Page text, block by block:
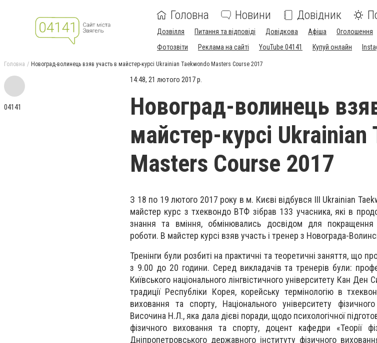
Головна Новини Довідник
Дозвілля Питання та відповіді Довідкова Афіша Оголошення
Фотозвіти
Реклама на сайті YouTube 04141 Купуй онлайн
Головна Новоград-волинець взяв участь в майстер-курсі Ukrainian Taekwondo Masters Course 2017
04141
14:48, 21 лютого 2017 р.
Новоград-волинець
майстер-курсі Ukrainian
Masters Course 2017
З 18 по 19 лютого 2017 року в м. Києві відбувся ІІІ Ukrainian
майстер курс з тхеквондо ВТФ зібрав 133 учасника, які в
знання та вміння, обмінювались досвідом для покращення
роботи. В майстер курсі взяв участь і тренер з Новограда-
Тренінги були розбиті на практичні та теоретичні заняття, що
з 9.00 до 20 години. Серед викладачів та тренерів були:
Київського національного лінгвістичного університету Кан Ден
традиції Республіки Корея, корейську термінологію в
виховання та спорту, Національного університету
Височина Н.Л., яка дала дієві поради, щодо психологічної
фізичного виховання та спорту, доцент кафедри «Теорії
Дніпропетровського державного інституту фізичного